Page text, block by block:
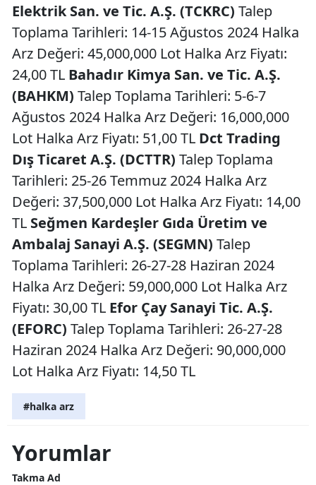
Elektrik San. ve Tic. A.Ş. (TCKRC) Talep
Toplama Tarihleri: 14-15 Ağustos 2024 Halka
Arz Değeri: 45,000,000 Lot Halka Arz Fiyatı:
24,00 TL Bahadır Kimya San. ve Tic. A.Ş.
(BAHKM) Talep Toplama Tarihleri: 5-6-7
Ağustos 2024 Halka Arz Değeri: 16,000,000
Lot Halka Arz Fiyatı: 51,00 TL Dct Trading
Dış Ticaret A.Ş. (DCTTR) Talep Toplama
Tarihleri: 25-26 Temmuz 2024 Halka Arz
Değeri: 37,500,000 Lot Halka Arz Fiyatı: 14,00
TL Seğmen Kardeşler Gıda Üretim ve
Ambalaj Sanayi A.Ş. (SEGMN) Talep
Toplama Tarihleri: 26-27-28 Haziran 2024
Halka Arz Değeri: 59,000,000 Lot Halka Arz
Fiyatı: 30,00 TL Efor Çay Sanayi Tic. A.Ş.
(EFORC) Talep Toplama Tarihleri: 26-27-28
Haziran 2024 Halka Arz Değeri: 90,000,000
Lot Halka Arz Fiyatı: 14,50 TL
#halka arz
Yorumlar
Takma Ad